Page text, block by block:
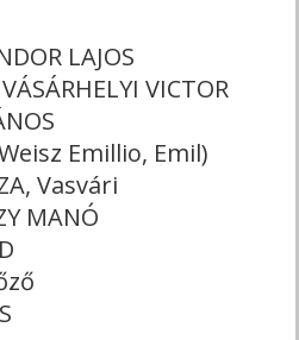
LAJOS
VICTOR
Emillio, Emil)
Vasvári
MANÓ